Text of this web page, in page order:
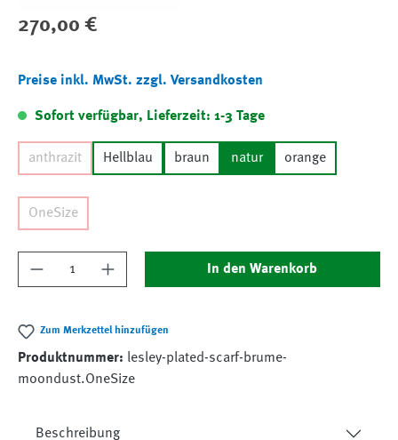
Regulärer Preis:
270,00 €
Preise inkl. MwSt. zzgl. Versandkosten
Sofort verfügbar, Lieferzeit: 1-3 Tage
anthrazit Hellblau braun natur orange
OneSize
Produkt Anzahl: Gib den gewünschten Wert
In den Warenkorb
Zum Merkzettel hinzufügen
Produktnummer: lesley-plated-scarf-brume-
moondust.OneSize
Beschreibung